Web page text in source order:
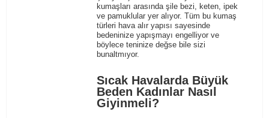
kumaşları arasında şile bezi, keten, ipek
ve pamuklular yer alıyor. Tüm bu kumaş
türleri hava alır yapısı sayesinde
bedeninize yapışmayı engelliyor ve
böylece teninize değse bile sizi
bunaltmıyor.
Sıcak Havalarda Büyük
Beden Kadınlar Nasıl
Giyinmeli?